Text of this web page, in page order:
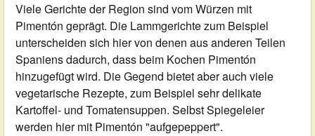
Viele Gerichte der Region sind vom Würzen mit
Pimentón geprägt. Die Lammgerichte zum Beispiel
unterscheiden sich hier von denen aus anderen Teilen
Spaniens dadurch, dass beim Kochen Pimentón
hinzugefügt wird. Die Gegend bietet aber auch viele
vegetarische Rezepte, zum Beispiel sehr delikate
Kartoffel- und Tomatensuppen. Selbst Spiegeleier
werden hier mit Pimentón "aufgepeppert".